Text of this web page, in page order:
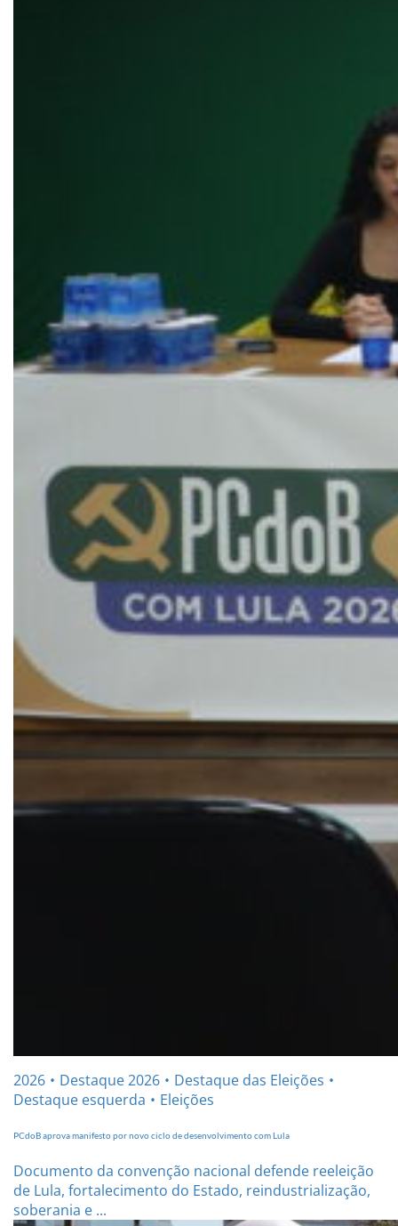
2026 Destaque 2026
Destaque das Eleições
Destaque esquerda
Eleições
PCdoB aprova manifesto por novo ciclo de desenvolvimento com Lula
Documento da convenção nacional defende reeleição
de Lula, fortalecimento do Estado, reindustrialização,
soberania e ...